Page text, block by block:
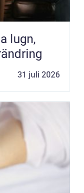
31 juli 2026